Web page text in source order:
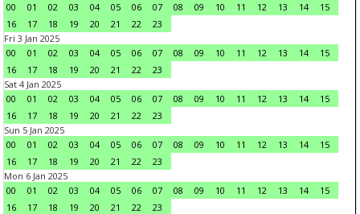
00
01 02 03 04 05 06 07 08 09 10 11 12 13 14
15
16
17 18 19 20 21 22
23
Fri 3 Jan 2025
00
01 02 03 04 05 06 07 08 09 10 11 12 13 14
15
16
17 18 19 20 21 22
23
Sat 4 Jan 2025
00
01 02 03 04 05 06 07 08 09 10 11 12 13 14
15
16
17 18 19 20 21 22
23
Sun 5 Jan 2025
00
01 02 03 04 05 06 07 08 09 10 11 12 13 14
15
16
17 18 19 20 21 22
23
Mon 6 Jan 2025
00
01 02 03 04 05 06 07 08 09 10 11 12 13 14
15
16
17 18 19 20 21 22
23